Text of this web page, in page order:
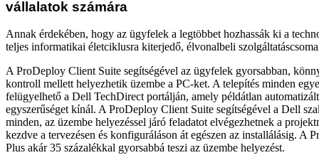
vállalatok számára
Annak érdekében, hogy az ügyfelek a legtöbbet hozhassák ki a
teljes informatikai életciklusra kiterjedő, élvonalbeli
A ProDeploy Client Suite segítségével az ügyfelek gyorsabban,
kontroll mellett helyezhetik üzembe a PC-ket. A telepítés minden
felügyelhető a Dell TechDirect portálján, amely példátlan
egyszerűséget kínál. A ProDeploy Client Suite segítségével a Dell
minden, az üzembe helyezéssel járó feladatot elvégezhetnek a
kezdve a tervezésen és konfiguráláson át egészen az installálásig. A
Plus akár 35 százalékkal gyorsabbá teszi az üzembe helyezést.